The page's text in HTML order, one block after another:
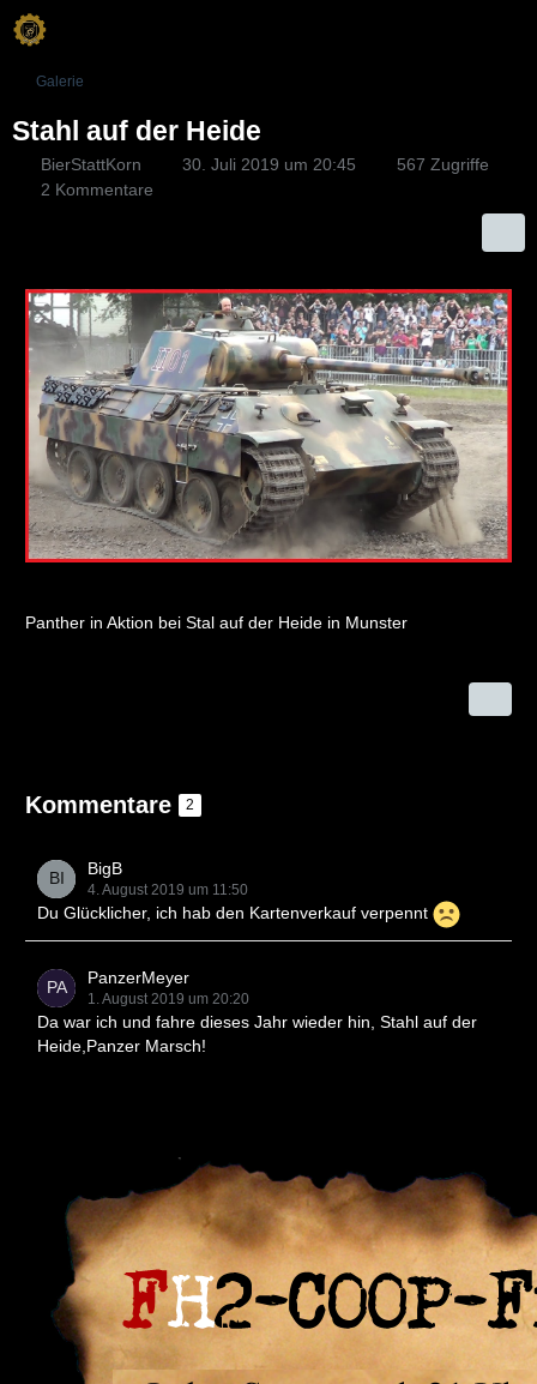
Galerie
Stahl auf der Heide
BierStattKorn 30. Juli 2019 um 20:45
567 Zugriffe
2 Kommentare
Panther in Aktion bei Stal auf der Heide in Munster
Kommentare 2
BigB
4. August 2019 um 11:50
Du Glücklicher, ich hab den Kartenverkauf verpennt
PanzerMeyer
1. August 2019 um 20:20
Da war ich und fahre dieses Jahr wieder hin, Stahl auf der
Heide,Panzer Marsch!